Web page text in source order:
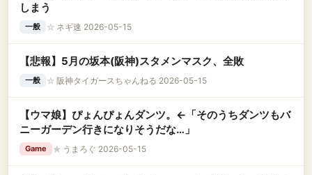
しまう
一般 ☆ ネギ速 2026-05-15
【悲報】5月の坂本(阪神)スタメンマスク、全敗
一般 ☆ 阪神タイガースちゃんねる 2026-05-15
【ウマ娘】ぴょんぴょんダンツ。←「そのうちダンツもバ
ニーガーデン行きになりそうだな…」
Game ★ うまろぐ 2026-05-15